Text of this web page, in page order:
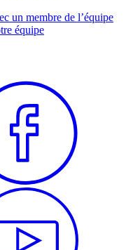
un membre de l’équipe
équipe